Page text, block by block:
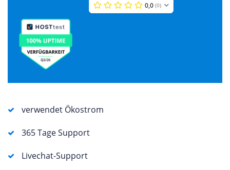
0,0 (0)
verwendet Ökostrom
365 Tage Support
Livechat-Support